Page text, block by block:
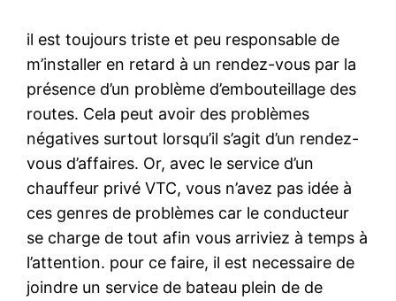
il est toujours triste et peu responsable de
m’installer en retard à un rendez-vous par la
présence d’un problème d’embouteillage des
routes. Cela peut avoir des problèmes
négatives surtout lorsqu’il s’agit d’un rendez-
vous d’affaires. Or, avec le service d’un
chauffeur privé VTC, vous n’avez pas idée à
ces genres de problèmes car le conducteur
se charge de tout afin vous arriviez à temps à
l’attention. pour ce faire, il est necessaire de
joindre un service de bateau plein de de